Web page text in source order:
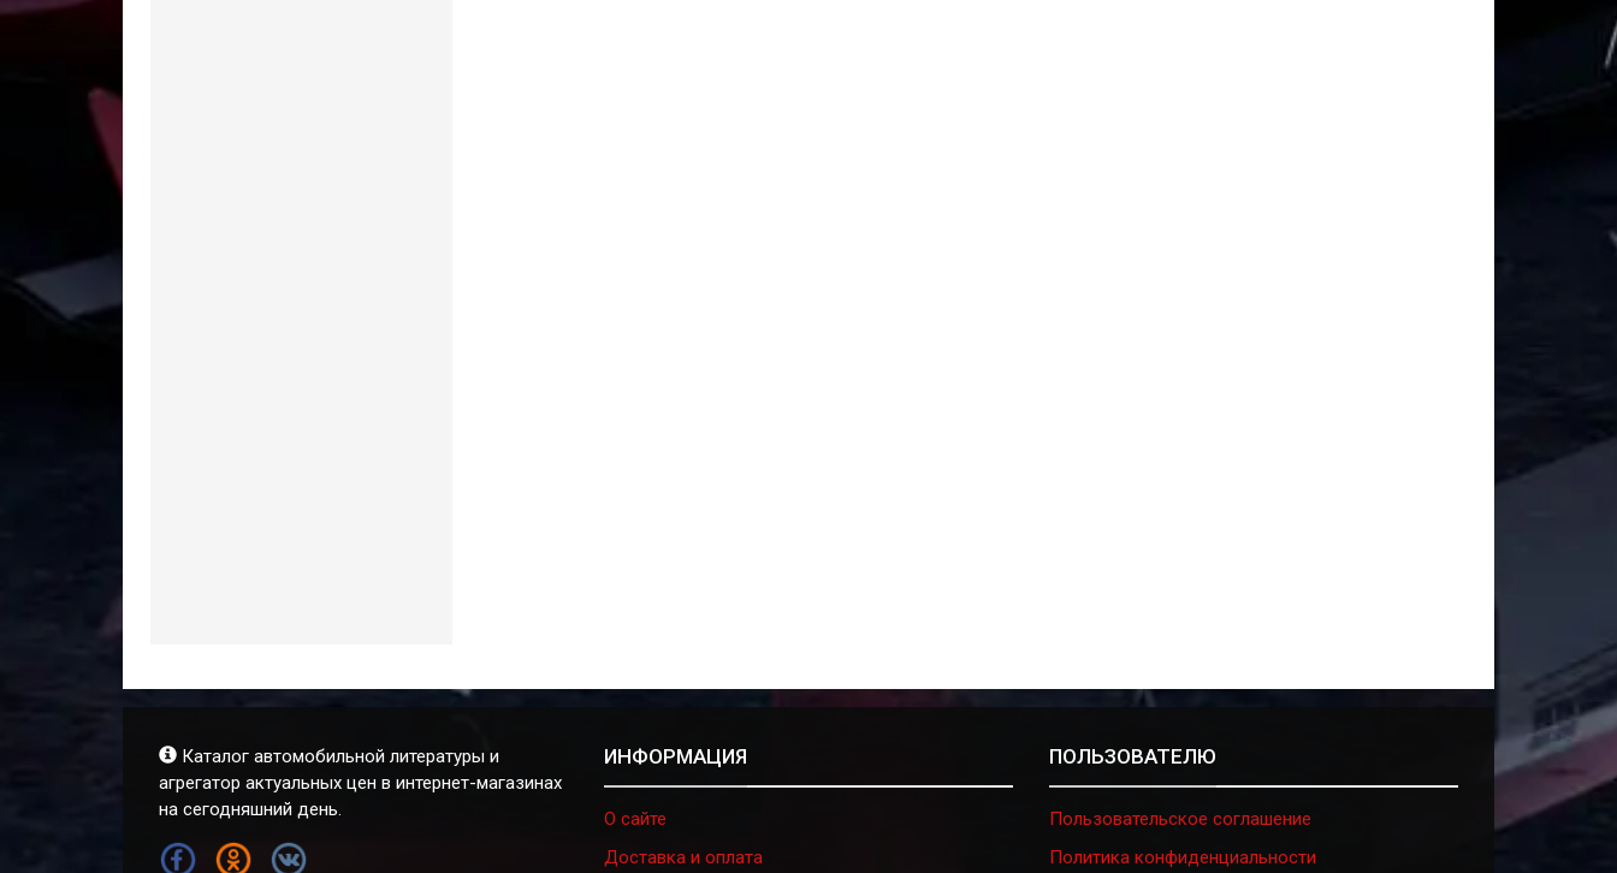
Каталог автомобильной литературы и
агрегатор актуальных цен в интернет-магазинах
на сегодняшний день.
FB OK VK
ИНФОРМАЦИЯ
О сайте
Доставка и оплата
ПОЛЬЗОВАТЕЛЮ
Пользовательское соглашение
Политика конфиденциальности